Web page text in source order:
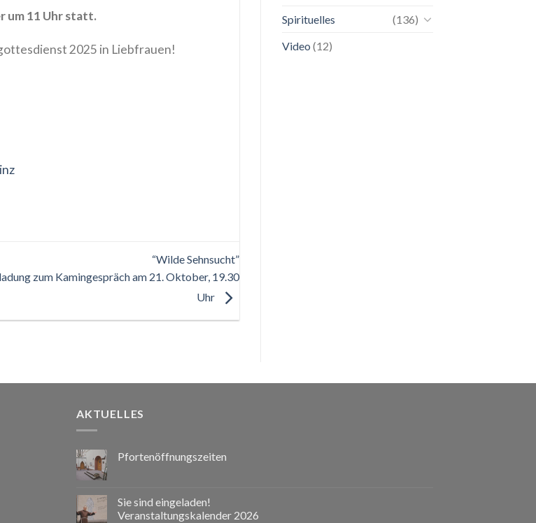
um 11 Uhr statt.
2025 in Liebfrauen!
“Wilde Sehnsucht”
zum Kamingespräch am 21. Oktober, 19.30
Uhr
Spirituelles
(136)
Video (12)
AKTUELLES
Pfortenöffnungszeiten
Sie sind eingeladen!
Veranstaltungskalender 2026